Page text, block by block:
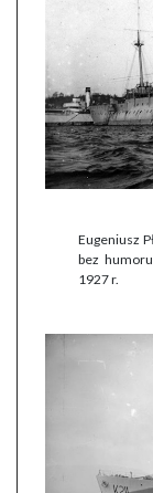
Eugeniusz
bez
1927 r.